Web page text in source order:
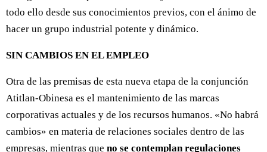
todo ello desde sus conocimientos previos, con el ánimo de
hacer un grupo industrial potente y dinámico.
SIN CAMBIOS EN EL EMPLEO
Otra de las premisas de esta nueva etapa de la conjunción
Atitlan-Obinesa es el mantenimiento de las marcas
corporativas actuales y de los recursos humanos. «No habrá
cambios» en materia de relaciones sociales dentro de las
empresas, mientras que no se contemplan regulaciones